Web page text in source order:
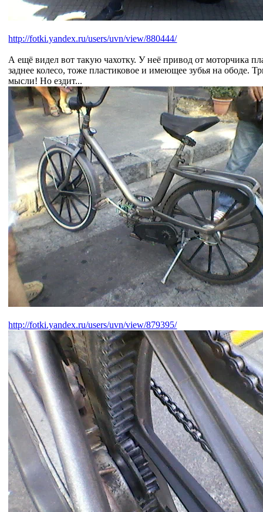
http://fotki.yandex.ru/users/uvn/view/880444/
А ещё видел вот такую чахотку. У неё привод от моторчика
заднее колесо, тоже пластиковое и имеющее зубья на ободе.
мысли! Но ездит...
http://fotki.yandex.ru/users/uvn/view/879395/